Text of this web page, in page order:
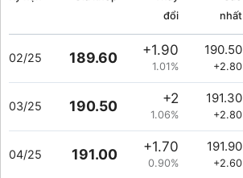
đổi
nhất
02/25 189.60 +1.90
1.01%
190.50
+2.80
03/25 190.50 +2
1.06%
191.30
+2.80
04/25 191.00 +1.70
0.90%
191.90
+2.60